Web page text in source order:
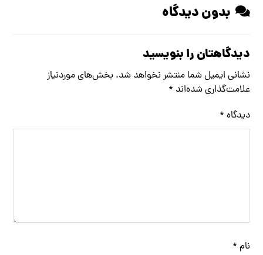
بدون دیدگاه
دیدگاهتان را بنویسید
نشانی ایمیل شما منتشر نخواهد شد. بخش‌های موردنیاز
علامت‌گذاری شده‌اند *
دیدگاه *
نام *